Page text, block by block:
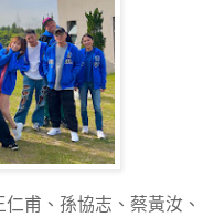
甫、孫協志、蔡黃汝、